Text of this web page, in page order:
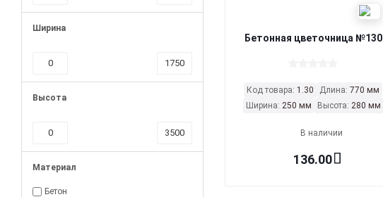
Бетонная цветочница №130
Код товара: 1.30 Длина: 770 мм
Ширина: 250 мм Высота: 280 мм
В наличии
136.00
Ширина
Высота
Материал
Бетон